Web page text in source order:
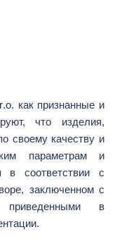
r.o. как признанные и
что изделия,
своему качеству и
параметрам и
в соответствии с
заключенном с
в